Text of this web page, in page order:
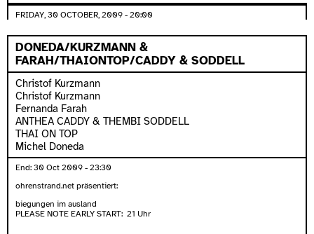
FRIDAY, 30 OCTOBER, 2009 - 20:00
DONEDA/KURZMANN &
FARAH/THAIONTOP/CADDY & SODDELL
Christof Kurzmann
Christof Kurzmann
Fernanda Farah
ANTHEA CADDY & THEMBI SODDELL
THAI ON TOP
Michel Doneda
End: 30 Oct 2009 - 23:30
ohrenstrand.net präsentiert:
biegungen im ausland
PLEASE NOTE EARLY START: 21 Uhr